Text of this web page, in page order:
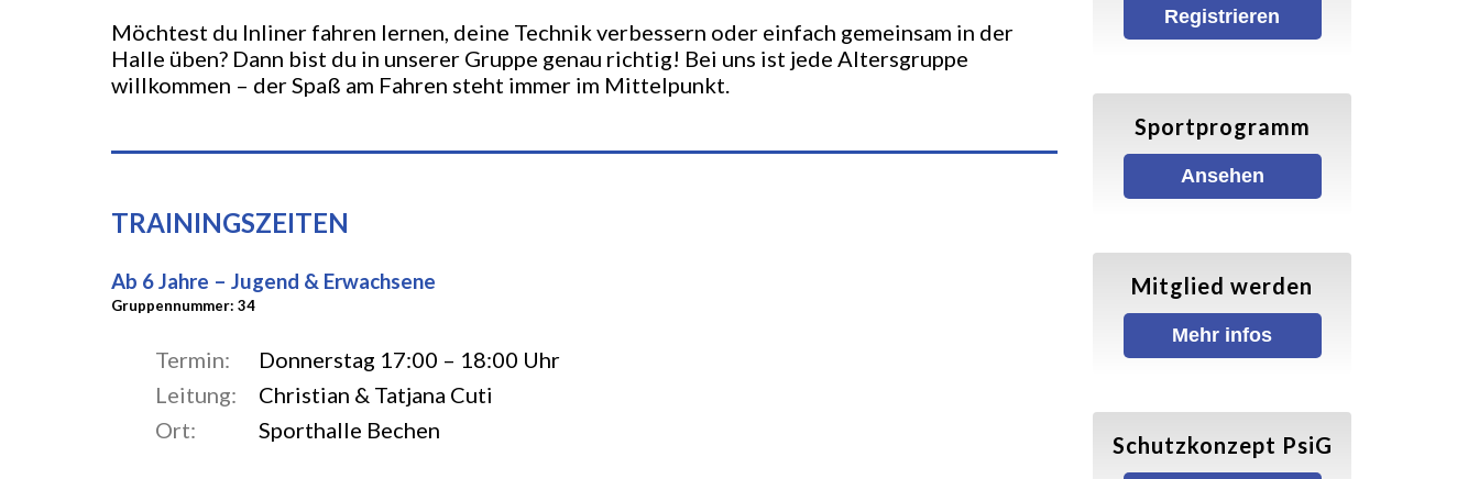
Möchtest du Inliner fahren lernen, deine Technik verbessern oder einfach gemeinsam in der
Halle üben? Dann bist du in unserer Gruppe genau richtig! Bei uns ist jede Altersgruppe
willkommen – der Spaß am Fahren steht immer im Mittelpunkt.
TRAININGSZEITEN
Ab 6 Jahre – Jugend & Erwachsene
Gruppennummer: 34
Termin:
Donnerstag 17:00 – 18:00 Uhr
Leitung:
Christian & Tatjana Cuti
Ort:
Sporthalle Bechen
Registrieren
Sportprogramm
Ansehen
Mitglied werden
Mehr infos
Schutzkonzept PsiG